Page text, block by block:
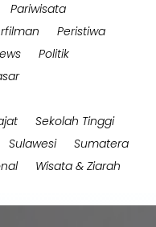
Pariwisata
Peristiwa
Politik
Sekolah Tinggi
Sulawesi
Sumatera
Wisata & Ziarah